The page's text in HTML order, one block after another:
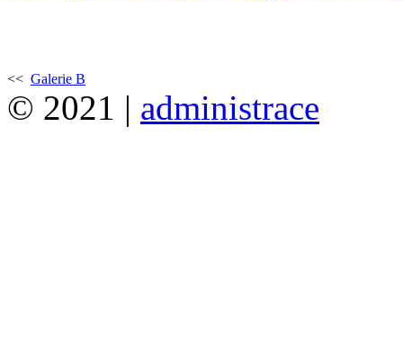
<< Galerie B
© 2021 | administrace